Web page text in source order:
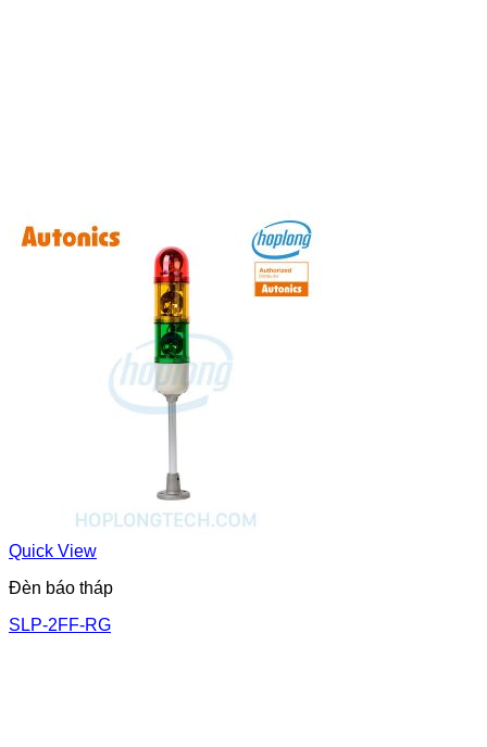
Quick View
Đèn báo tháp
SLP-2FF-RG